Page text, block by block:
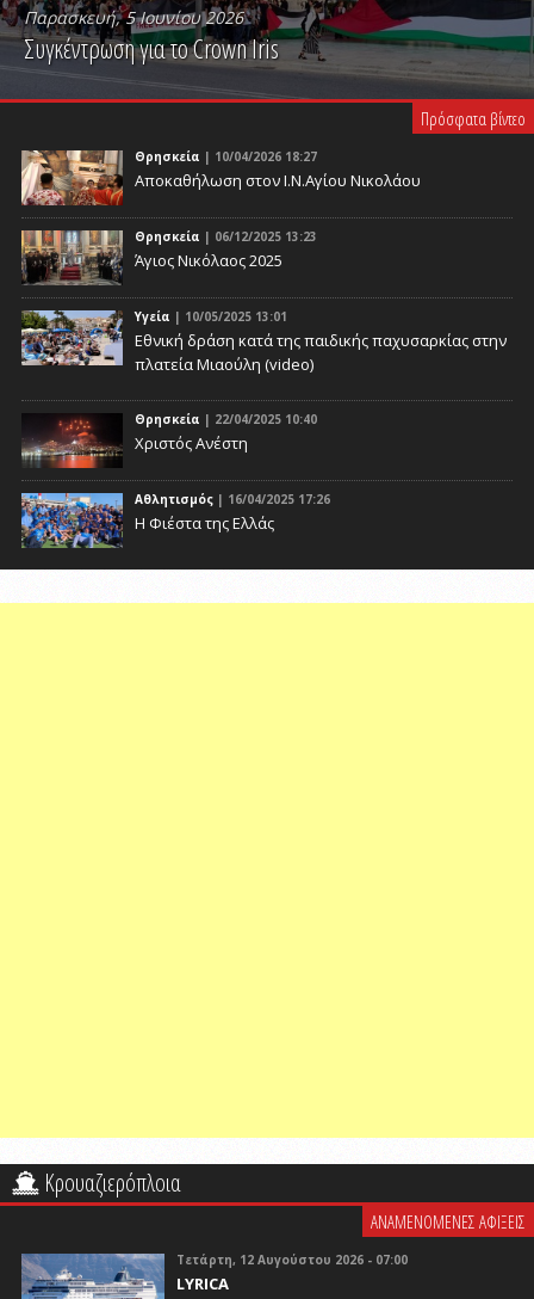
Παρασκευή, 5 Ιουνίου 2026
Συγκέντρωση για το Crown Iris
PLAY VIDEO
Πρόσφατα βίντεο
Θρησκεία | 10/04/2026 18:27
Αποκαθήλωση στον Ι.Ν.Αγίου Νικολάου
Θρησκεία | 06/12/2025 13:23
Άγιος Νικόλαος 2025
Υγεία | 10/05/2025 13:01
Eθνική δράση κατά της παιδικής παχυσαρκίας στην
πλατεία Μιαούλη (video)
Θρησκεία | 22/04/2025 10:40
Χριστός Ανέστη
Αθλητισμός | 16/04/2025 17:26
Η Φιέστα της Ελλάς
Κρουαζιερόπλοια
ΑΝΑΜΕΝΟΜΕΝΕΣ ΑΦΙΞΕΙΣ
Τετάρτη, 12 Αυγούστου 2026 - 07:00
LYRICA